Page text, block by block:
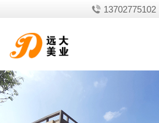
13702775102